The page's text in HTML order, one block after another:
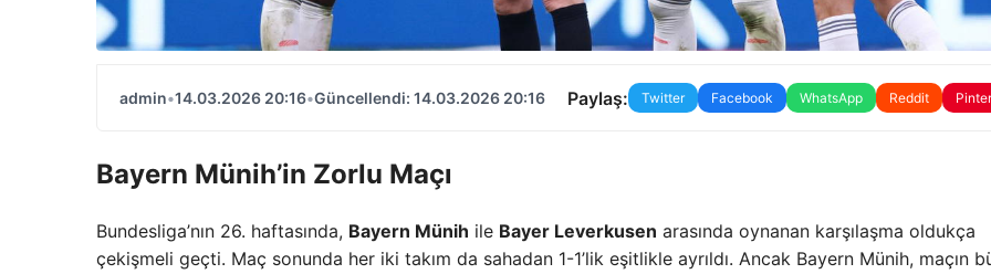
admin•14.03.2026 20:16•Güncellendi: 14.03.2026 20:16 Paylaş: Twitter Facebook WhatsApp Reddit
Bayern Münih’in Zorlu Maçı
Bundesliga’nın 26. haftasında, Bayern Münih ile Bayer Leverkusen arasında oynanan karşılaşma oldukça
çekişmeli geçti. Maç sonunda her iki takım da sahadan 1-1’lik eşitlikle ayrıldı. Ancak Bayern Münih, maçın